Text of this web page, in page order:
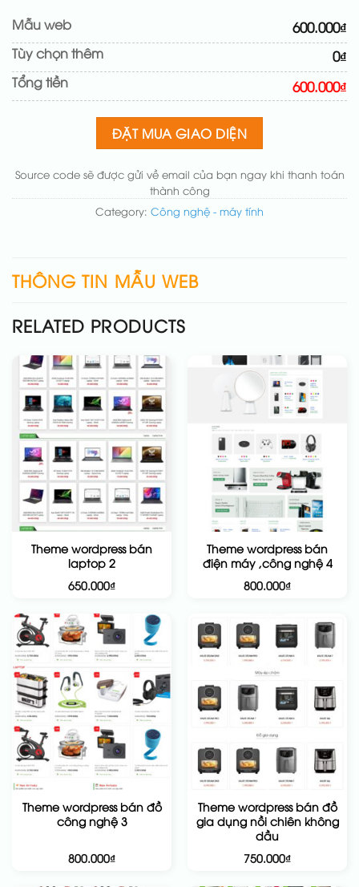
Thay logo + thông tin doanh nghiệp
(+50.000₫)
Đổi màu chủ đạo theo tông của logo
Sửa danh mục và sắp xếp lại đề mục menu cho
chuẩn(+200.000₫)
Thay đổi bố cục trang chủ (đơn giản)
Thêm các nút liên hệ nhanh(+50.000₫)
Mẫu web 600.000₫
Tùy chọn thêm 0₫
Tổng tiền 600.000₫
ĐẶT MUA GIAO DIỆN
Source code sẽ được gửi về email của bạn ngay khi thanh toán
thành công
Category: Công nghệ - máy tính
THÔNG TIN MẪU WEB
RELATED PRODUCTS
Theme wordpress bán
laptop 2
650.000₫
Theme wordpress bán
điện máy ,công nghệ 4
800.000₫
Theme wordpress bán đồ
công nghệ 3
800.000₫
Theme wordpress bán đồ
gia dụng nồi chiên không
dầu
750.000₫